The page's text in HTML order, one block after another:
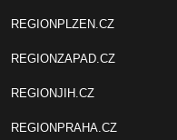
REGIONPLZEN.CZ
REGIONZAPAD.CZ
REGIONJIH.CZ
REGIONPRAHA.CZ